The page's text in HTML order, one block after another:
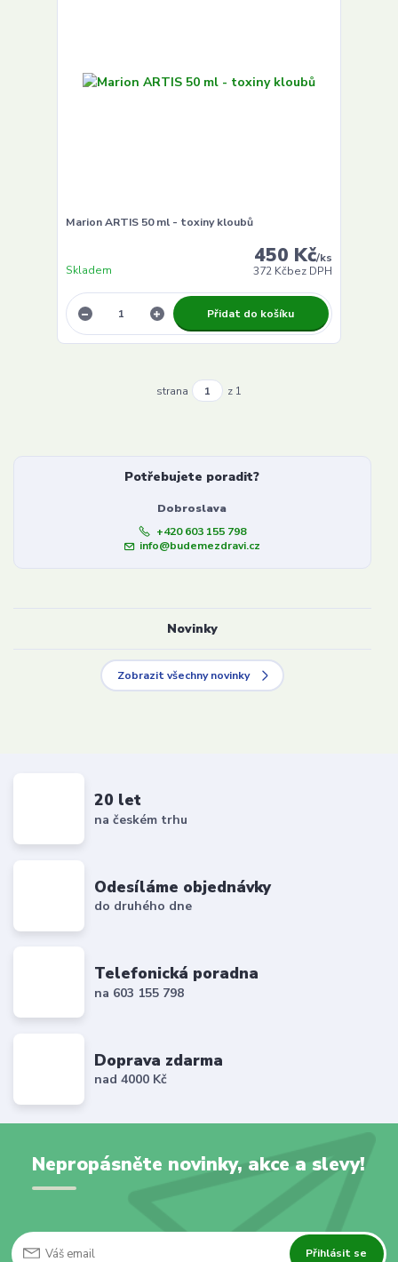
Marion ARTIS 50 ml - toxiny kloubů
450 Kč/ks
372 Kčbez DPH
Skladem
Přidat do košíku
strana z 1
Potřebujete poradit?
Dobroslava
+420 603 155 798
info@budemezdravi.cz
Novinky
Zobrazit všechny novinky
20 let
na českém trhu
Odesíláme objednávky
do druhého dne
Telefonická poradna
na 603 155 798
Doprava zdarma
nad 4000 Kč
Nepropásněte novinky, akce a slevy!
Přihlásit se